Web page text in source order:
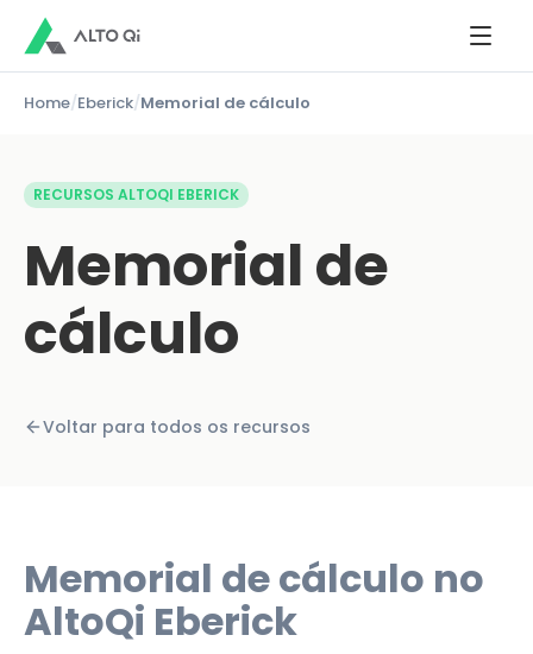
Home/Eberick/Memorial de cálculo
RECURSOS ALTOQI EBERICK
Memorial de
cálculo
Voltar para todos os recursos
Memorial de cálculo no
AltoQi Eberick